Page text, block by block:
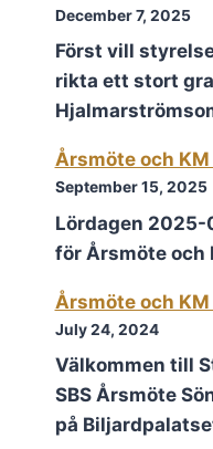
December 7, 2025
Först vill
rikta ett stort
Årsmöte och
September 15, 2025
Lördagen 2025-
för Årsmöte och
Årsmöte och
July 24, 2024
Välkommen till
SBS Årsmöte
på